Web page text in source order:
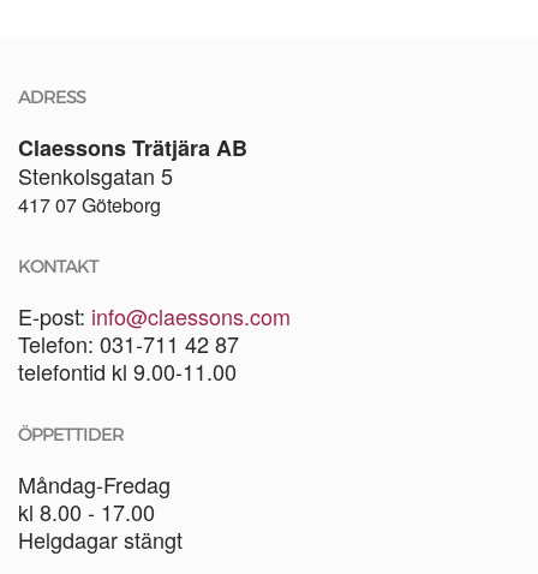
ADRESS
Claessons Trätjära AB
Stenkolsgatan 5
417 07 Göteborg
KONTAKT
E-post: info@claessons.com
Telefon: 031-711 42 87
telefontid kl 9.00-11.00
ÖPPETTIDER
Måndag-Fredag
kl 8.00 - 17.00
Helgdagar stängt